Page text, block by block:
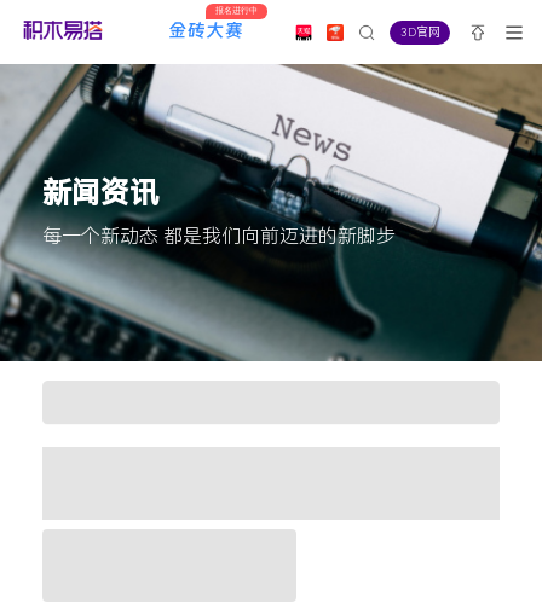
报名进行中
3D官网
新闻资讯
每一个新动态 都是我们向前迈进的新脚步